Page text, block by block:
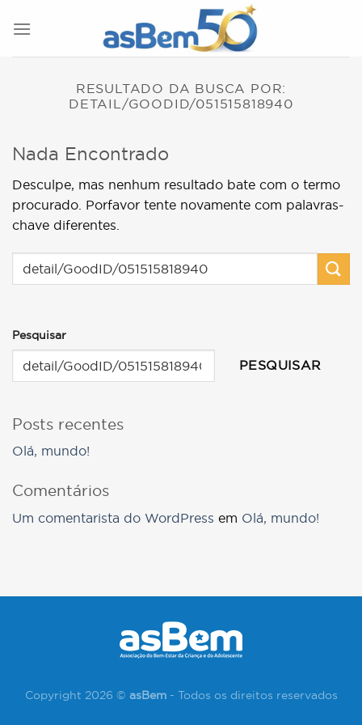
RESULTADO DA BUSCA POR:
DETAIL/GOODID/051515818940
Nada Encontrado
Desculpe, mas nenhum resultado bate com o termo
procurado. Porfavor tente novamente com palavras-
chave diferentes.
Pesquisar
PESQUISAR
Posts recentes
Olá, mundo!
Comentários
Um comentarista do WordPress em Olá, mundo!
Copyright 2026 © asBem- Todos os direitos reservados